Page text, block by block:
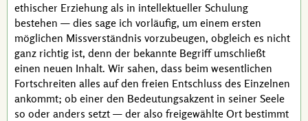
ethischer Erziehung als in intellektueller Schulung
bestehen — dies sage ich vorläufig, um einem ersten
möglichen Missverständnis vorzubeugen, obgleich es nicht
ganz richtig ist, denn der bekannte Begriff umschließt
einen neuen Inhalt. Wir sahen, dass beim wesentlichen
Fortschreiten alles auf den freien Entschluss des Einzelnen
ankommt; ob einer den Bedeutungsakzent in seiner Seele
so oder anders setzt — der also freigewählte Ort bestimmt